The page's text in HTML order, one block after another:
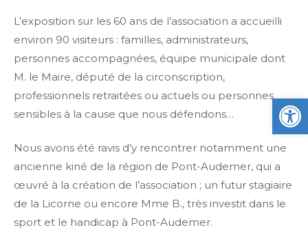
L’exposition sur les 60 ans de l’association a accueilli
environ 90 visiteurs : familles, administrateurs,
personnes accompagnées, équipe municipale dont
M. le Maire, député de la circonscription,
professionnels retraitées ou actuels ou personnes
sensibles à la cause que nous défendons…
Nous avons été ravis d’y rencontrer notamment une
ancienne kiné de la région de Pont-Audemer, qui a
œuvré à la création de l’association ; un futur stagiaire
de la Licorne ou encore Mme B., très investit dans le
sport et le handicap à Pont-Audemer.